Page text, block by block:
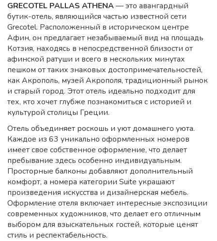
GRECOTEL PALLAS ATHENA— это авангардный
бутик-отель, являющийся частью известной сети
Grecotel. Расположенный в историческом центре
Афин, он предлагает незабываемый вид на площадь
Котзия, находясь в непосредственной близости от
афинской ратуши и всего в нескольких минутах
пешком от таких знаковых достопримечательностей,
как Акрополь, музей Акрополя, традиционный рынок
и старый город. Этот отель идеально подходит для
тех, кто хочет глубже познакомиться с историей и
культурой столицы Греции.
Отель объединяет роскошь и уют домашнего уюта.
Каждое из 63 уникально оформленных номеров
имеет свое собственное оформление, что делает
пребывание здесь особенно индивидуальным.
Просторные балконы добавляют дополнительный
комфорт, а номера категории Suite украшают
произведения искусства и дизайнерская мебель.
Оформление отеля включает интересные экспозиции
современных художников, что делает его отличным
выбором для взыскательных гостей, которые ценят
стиль и респектабельность.